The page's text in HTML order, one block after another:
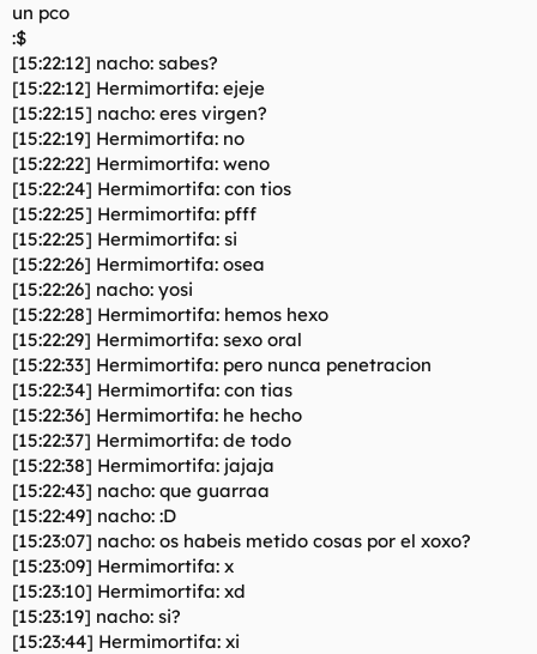
un pco
:$
[15:22:12] nacho: sabes?
[15:22:12] Hermimortifa: ejeje
[15:22:15] nacho: eres virgen?
[15:22:19] Hermimortifa: no
[15:22:22] Hermimortifa: weno
[15:22:24] Hermimortifa: con tios
[15:22:25] Hermimortifa: pfff
[15:22:25] Hermimortifa: si
[15:22:26] Hermimortifa: osea
[15:22:26] nacho: yosi
[15:22:28] Hermimortifa: hemos hexo
[15:22:29] Hermimortifa: sexo oral
[15:22:33] Hermimortifa: pero nunca penetracion
[15:22:34] Hermimortifa: con tias
[15:22:36] Hermimortifa: he hecho
[15:22:37] Hermimortifa: de todo
[15:22:38] Hermimortifa: jajaja
[15:22:43] nacho: que guarraa
[15:22:49] nacho: :D
[15:23:07] nacho: os habeis metido cosas por el xoxo?
[15:23:09] Hermimortifa: x
[15:23:10] Hermimortifa: xd
[15:23:19] nacho: si?
[15:23:44] Hermimortifa: xi